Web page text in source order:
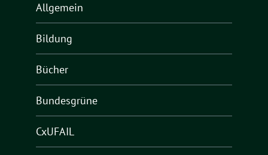
Allgemein
Bildung
Bücher
Bundesgrüne
CxUFAIL